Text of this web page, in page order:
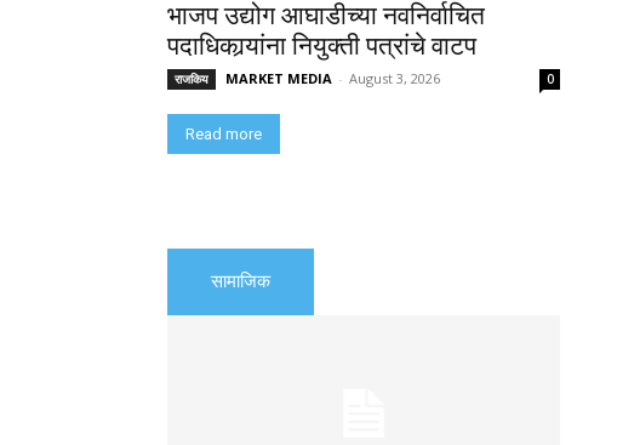
भाजप उद्योग आघाडीच्या नवनिर्वाचित
पदाधिकार्‍यांना नियुक्ती पत्रांचे वाटप
राजकिय MARKET MEDIA - August 3, 2026 0
Read more
सामाजिक